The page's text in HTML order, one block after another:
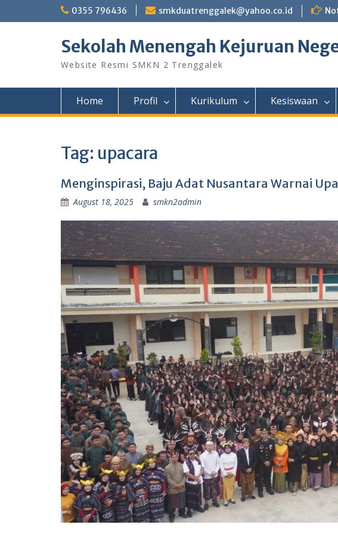
0355 796436 smkduatrenggalek@yahoo.co.id
Sekolah Menengah Kejuruan
Website Resmi SMKN 2 Trenggalek
Home Profil Kurikulum Kesiswaan
Tag: upacara
Menginspirasi, Baju Adat Nusantara Warnai
August 18, 2025 smkn2admin